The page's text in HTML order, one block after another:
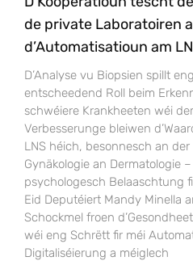
de private Laboratoiren
d’Automatisatioun am
D’Analyse vu Biopsien spillt eng
entscheedend Roll beim
schwéiere Krankheeten wéi
Verbesserunge bleiwen
LNS héich, besonnesch an der
Gynäkologie an Dermatologie
psychologesch Belaaschtung
Eid Deputéiert Mandy Minella
Schockmel froen
wéi eng Schrëtt fir méi
Digitaliséierung a méiglech